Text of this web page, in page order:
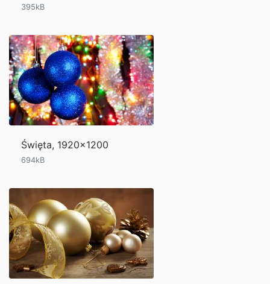
395kB
Święta, 1920x1200
694kB